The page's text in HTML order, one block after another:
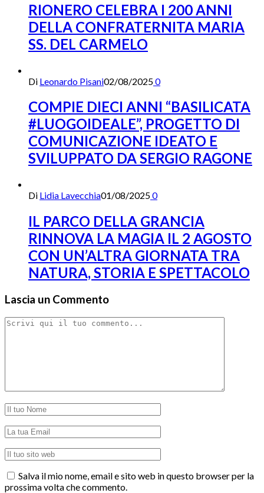
RIONERO CELEBRA I 200 ANNI
DELLA CONFRATERNITA MARIA
SS. DEL CARMELO
Di Leonardo Pisani02/08/20250
COMPIE DIECI ANNI “BASILICATA
#LUOGOIDEALE”, PROGETTO DI
COMUNICAZIONE IDEATO E
SVILUPPATO DA SERGIO RAGONE
Di Lidia Lavecchia01/08/20250
IL PARCO DELLA GRANCIA
RINNOVA LA MAGIA IL 2 AGOSTO
CON UN’ALTRA GIORNATA TRA
NATURA, STORIA E SPETTACOLO
Lascia un Commento
Salva il mio nome, email e sito web in questo browser per la
prossima volta che commento.